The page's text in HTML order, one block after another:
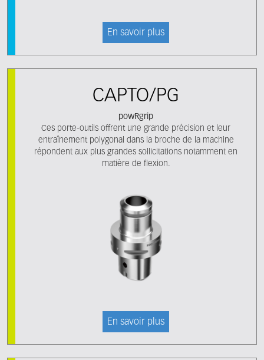
En savoir plus
CAPTO/PG
powRgrip
Ces porte-outils offrent une grande précision et leur
entraînement polygonal dans la broche de la machine
répondent aux plus grandes sollicitations notamment en
matière de flexion.
En savoir plus